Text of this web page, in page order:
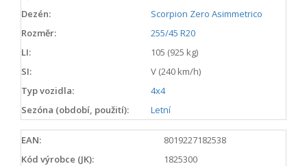
Dezén:
Scorpion Zero Asimmetrico
Rozměr:
255/45 R20
LI:
105 (925 kg)
SI:
V (240 km/h)
Typ vozidla:
4x4
Sezóna (období, použití):
Letní
EAN:
8019227182538
Kód výrobce (JK):
1825300